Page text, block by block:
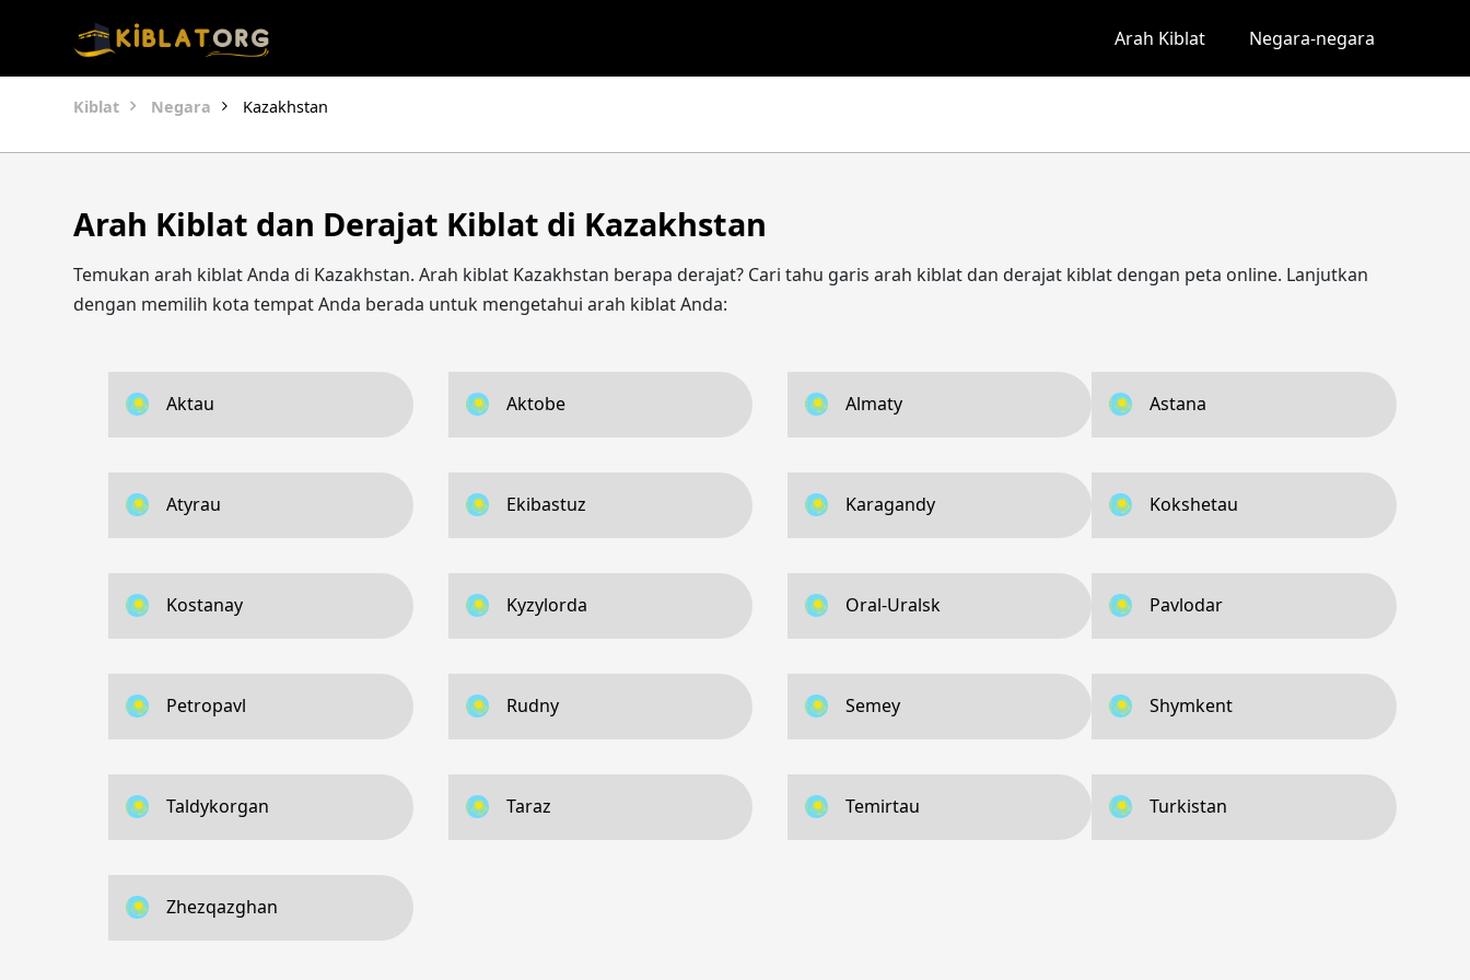
Arah Kiblat Negara-negara
Kiblat Negara Kazakhstan
Arah Kiblat dan Derajat Kiblat di Kazakhstan
Temukan arah kiblat Anda di Kazakhstan. Arah kiblat Kazakhstan berapa derajat? Cari tahu garis arah kiblat dan derajat kiblat dengan peta online. Lanjutkan
dengan memilih kota tempat Anda berada untuk mengetahui arah kiblat Anda:
Aktau Aktobe Almaty Astana
Atyrau Ekibastuz Karagandy Kokshetau
Kostanay Kyzylorda Oral-Uralsk Pavlodar
Petropavl Rudny Semey Shymkent
Taldykorgan Taraz Temirtau Turkistan
Zhezqazghan